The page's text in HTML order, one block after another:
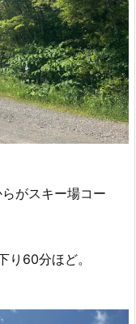
がスキー場コー
り60分ほど。